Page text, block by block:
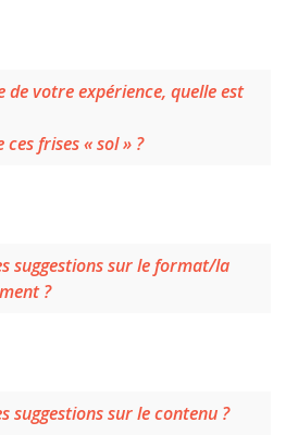
de votre expérience, quelle est
frises « sol » ?
suggestions sur le format/la
?
suggestions sur le contenu ?